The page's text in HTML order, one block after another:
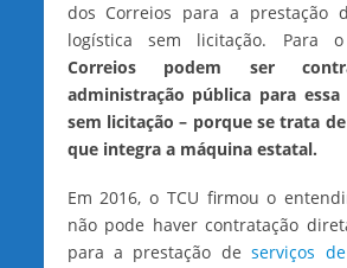
dos Correios para a prestação
logística sem licitação. Para
Correios podem ser
administração pública para
sem licitação – porque se trata
que integra a máquina estatal.
Em 2016, o TCU firmou o
não pode haver contratação
para a prestação deserviços